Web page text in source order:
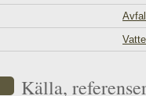
Avfall
Källa,